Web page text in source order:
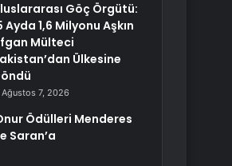
Göç Örgütü:
Ayda 1,6 Milyonu Aşkın
Mülteci
Ülkesine
Ağustos 7, 2026
Ödülleri Menderes
Saran’a